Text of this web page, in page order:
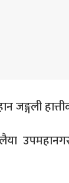
जङ्गली